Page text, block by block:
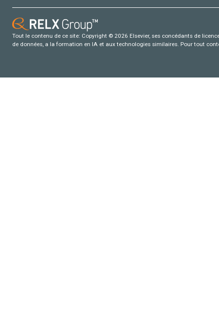
Tout le contenu de ce site: Copyright © 2026 Elsevier, ses concédants de
de données, a la formation en IA et aux technologies similaires. Pour tout